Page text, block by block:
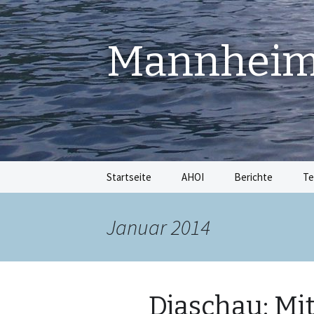
Startseite AHOI Berichte
Januar 2014
Diaschau: